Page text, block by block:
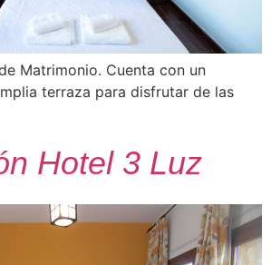
Matrimonio. Cuenta con un
terraza para disfrutar de las
Hotel 3 Luz